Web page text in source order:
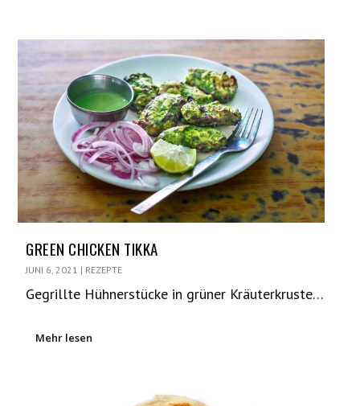
GREEN CHICKEN TIKKA
JUNI 6, 2021 | REZEPTE
Gegrillte Hühnerstücke in grüner Kräuterkruste…
Mehr lesen